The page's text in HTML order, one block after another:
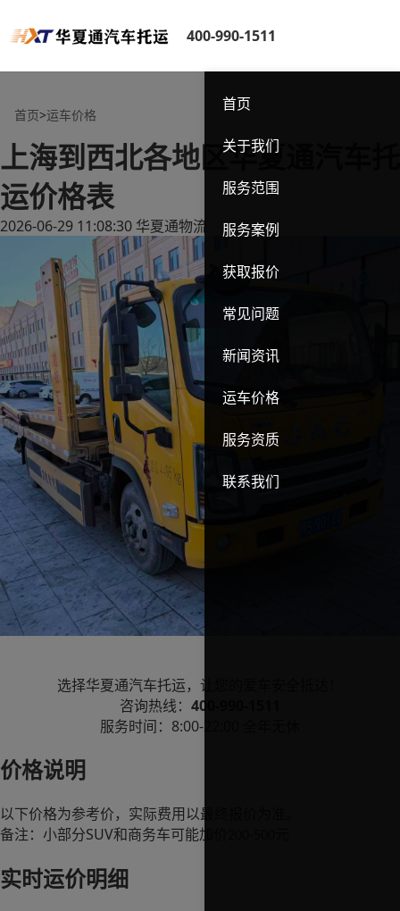
400-990-1511
首页
关于我们
服务范围
服务案例
获取报价
常见问题
新闻资讯
运车价格
服务资质
联系我们
首页>运车价格
上海到西北各地区华夏通汽车托
运价格表
2026-06-29 11:08:30 华夏通物流
选择华夏通汽车托运，让您的爱车安全抵达！
咨询热线： 400-990-1511
服务时间： 8:00-22:00
价格说明
以下价格为参考价，实际费用以最终报价为准。
备注：小部分SUV和商务车可能加价
实时运价明细